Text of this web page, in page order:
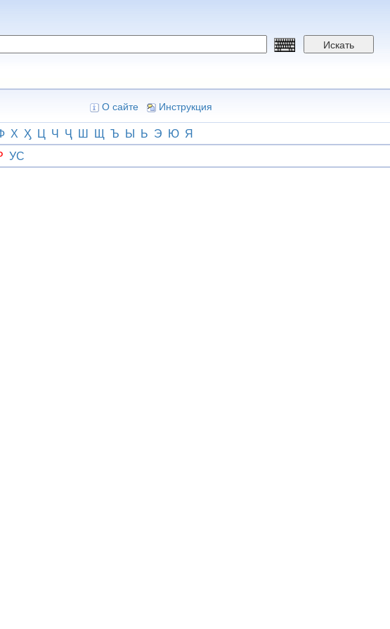
Искать
О сайте Инструкция
Х Ӽ Ц Ч Ҷ Ш Щ Ъ Ы Ь Э Ю Я
УС